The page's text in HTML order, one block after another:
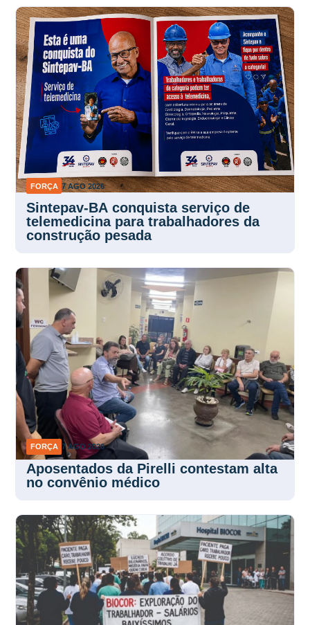
FORÇA 7 AGO 2026
Sintepav-BA conquista serviço de
telemedicina para trabalhadores da
construção pesada
FORÇA 7 AGO 2026
Aposentados da Pirelli contestam alta
no convênio médico